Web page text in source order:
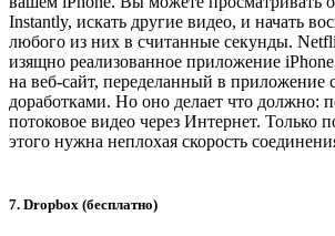
Instantly, искать другие видео, и начать
любого из них в считанные секунды.
изящно реализованное приложение
на веб-сайт, переделанный в
доработками. Но оно делает что должно:
потоковое видео через Интернет. Только
этого нужна неплохая скорость
7. Dropbox (бесплатно)